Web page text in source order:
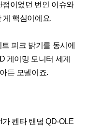
점이었던 번인 이슈와
게 핵심이에요.
피크 밝기를 동시에
게이밍 모니터 세계
든 모델이죠.
펜타 탠덤 QD-OLE